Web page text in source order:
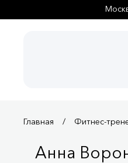
Главная Фитнес-
Анна